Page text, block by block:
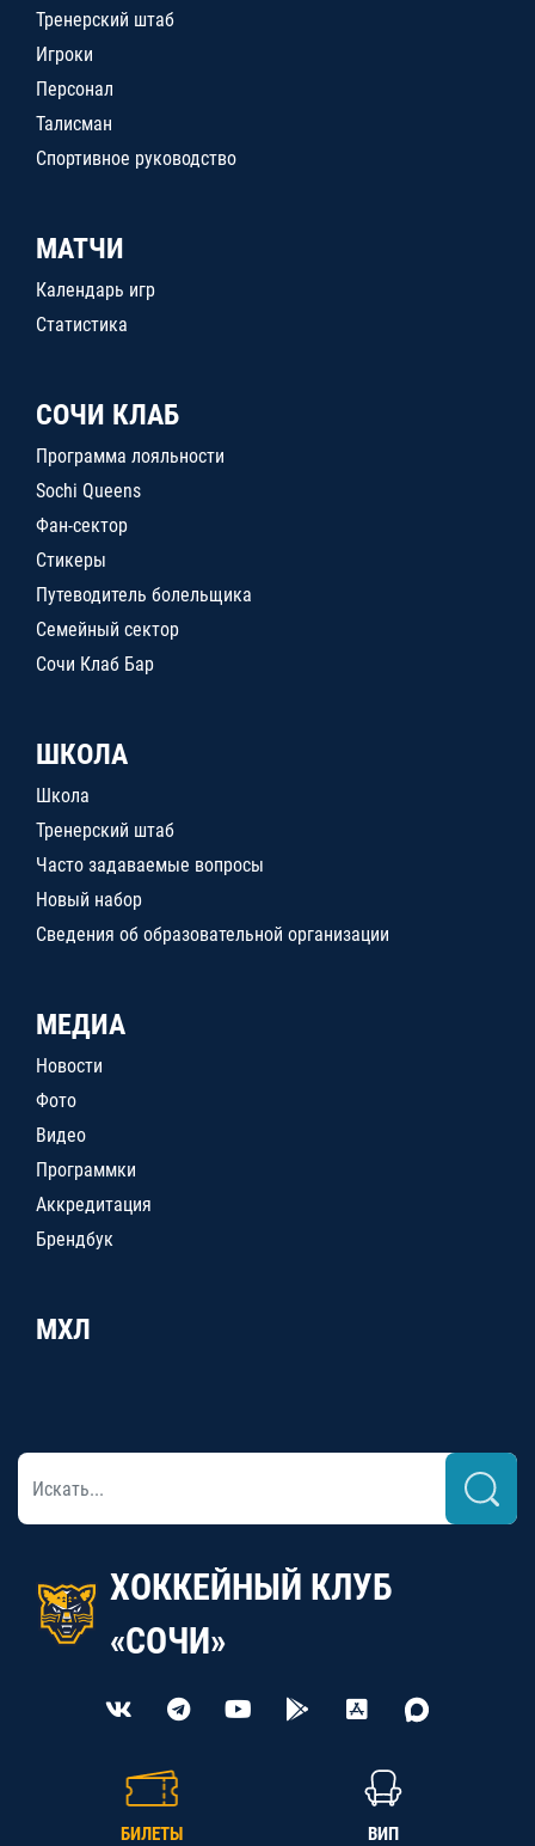
Тренерский штаб
Игроки
Персонал
Талисман
Спортивное руководство
МАТЧИ
Календарь игр
Статистика
СОЧИ КЛАБ
Программа лояльности
Sochi Queens
Фан-сектор
Стикеры
Путеводитель болельщика
Семейный сектор
Сочи Клаб Бар
ШКОЛА
Школа
Тренерский штаб
Часто задаваемые вопросы
Новый набор
Сведения об образовательной организации
МЕДИА
Новости
Фото
Видео
Программки
Аккредитация
Брендбук
МХЛ
ХОККЕЙНЫЙ КЛУБ
«СОЧИ»
БИЛЕТЫ ВИП